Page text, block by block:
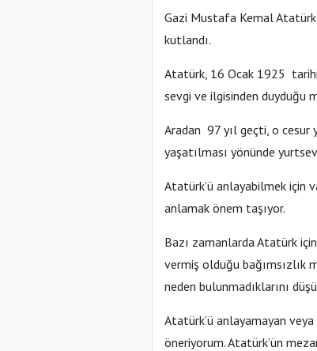
Gazi Mustafa Kemal
kutlandı.
Atatürk, 16 Ocak 1925
sevgi ve ilgisinden duyduğu
Aradan 97 yıl geçti, o cesur
yaşatılması yönünde
Atatürk’ü anlayabilmek için
anlamak önem taşıyor.
Bazı zamanlarda Atatürk
vermiş olduğu bağımsızlık
neden bulunmadıklarını
Atatürk’ü anlayamayan
öneriyorum. Atatürk’ün